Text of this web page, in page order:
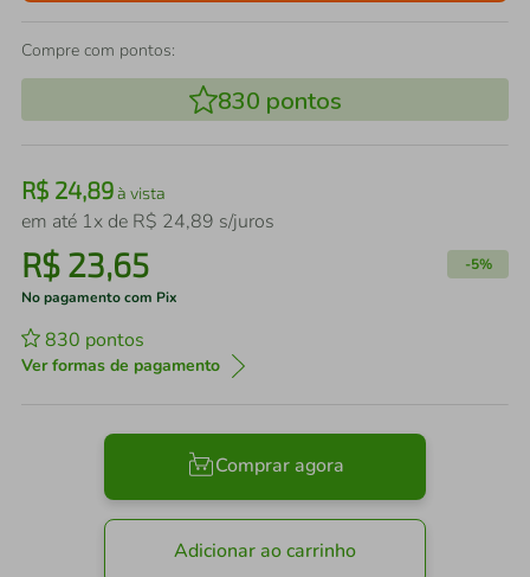
Compre com pontos:
830 pontos
R$ 24,89à vista
em até 1x de R$ 24,89 s/juros
R$ 23,65 -5%
No pagamento com Pix
830 pontos
Ver formas de pagamento
Comprar agora
Adicionar ao carrinho